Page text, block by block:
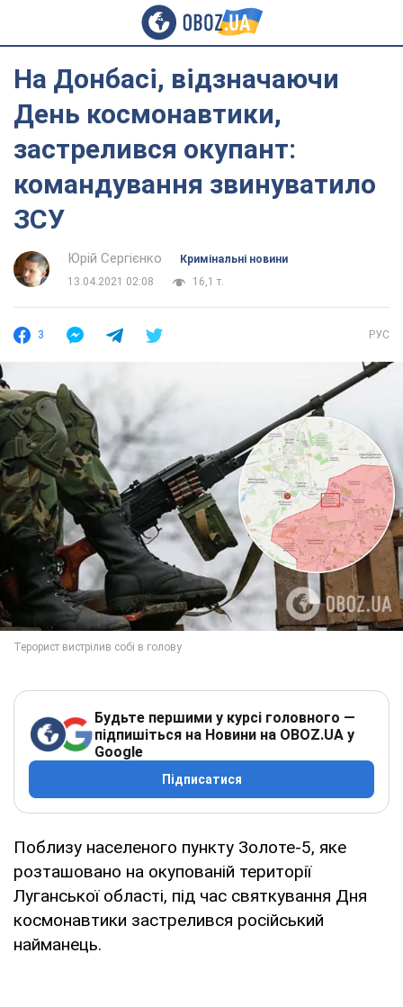
На Донбасі, відзначаючи
День космонавтики,
застрелився окупант:
командування звинуватило
ЗСУ
Юрій Сергієнко
Кримінальні новини
13.04.2021 02:08
16,1 т.
3 РУС
Будьте першими у курсі головного —
підпишіться на Новини на OBOZ.UA у
Google
Підписатися
Поблизу населеного пункту Золоте-5, яке
розташовано на окупованій території
Луганської області, під час святкування Дня
космонавтики застрелився російський
найманець.